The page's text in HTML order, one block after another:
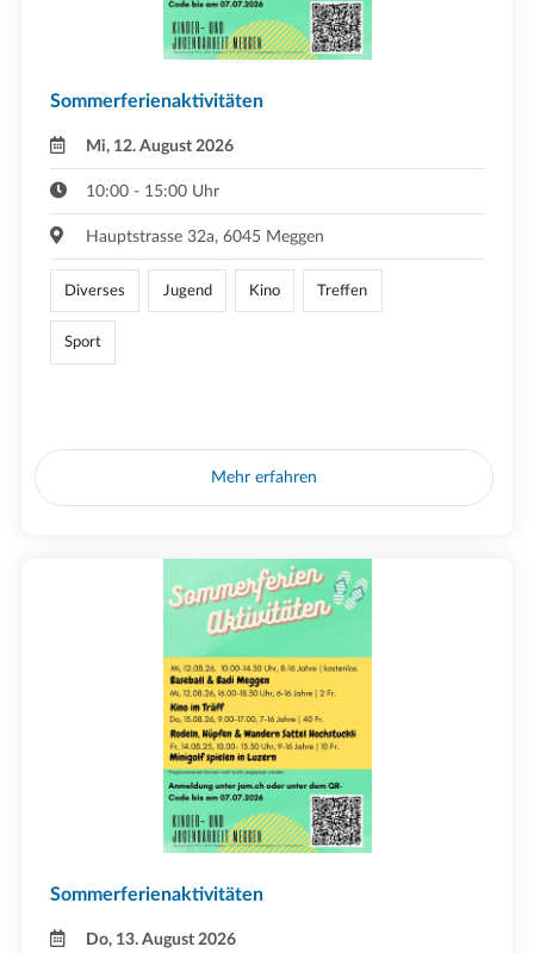
Sommerferienaktivitäten
Mi, 12. August 2026
10:00 - 15:00 Uhr
Hauptstrasse 32a, 6045 Meggen
Diverses Jugend Kino Treffen
Sport
Mehr erfahren
Sommerferienaktivitäten
Do, 13. August 2026